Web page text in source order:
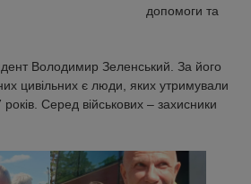
допомоги та
Володимир Зеленський. За його
цивільних є люди, яких утримували
Серед військових – захисники